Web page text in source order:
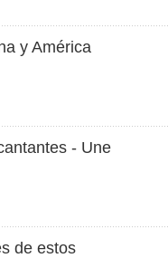
y América
- Une
de estos